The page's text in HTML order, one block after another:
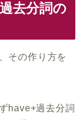
去分詞の
その作り方を
have+過去分詞